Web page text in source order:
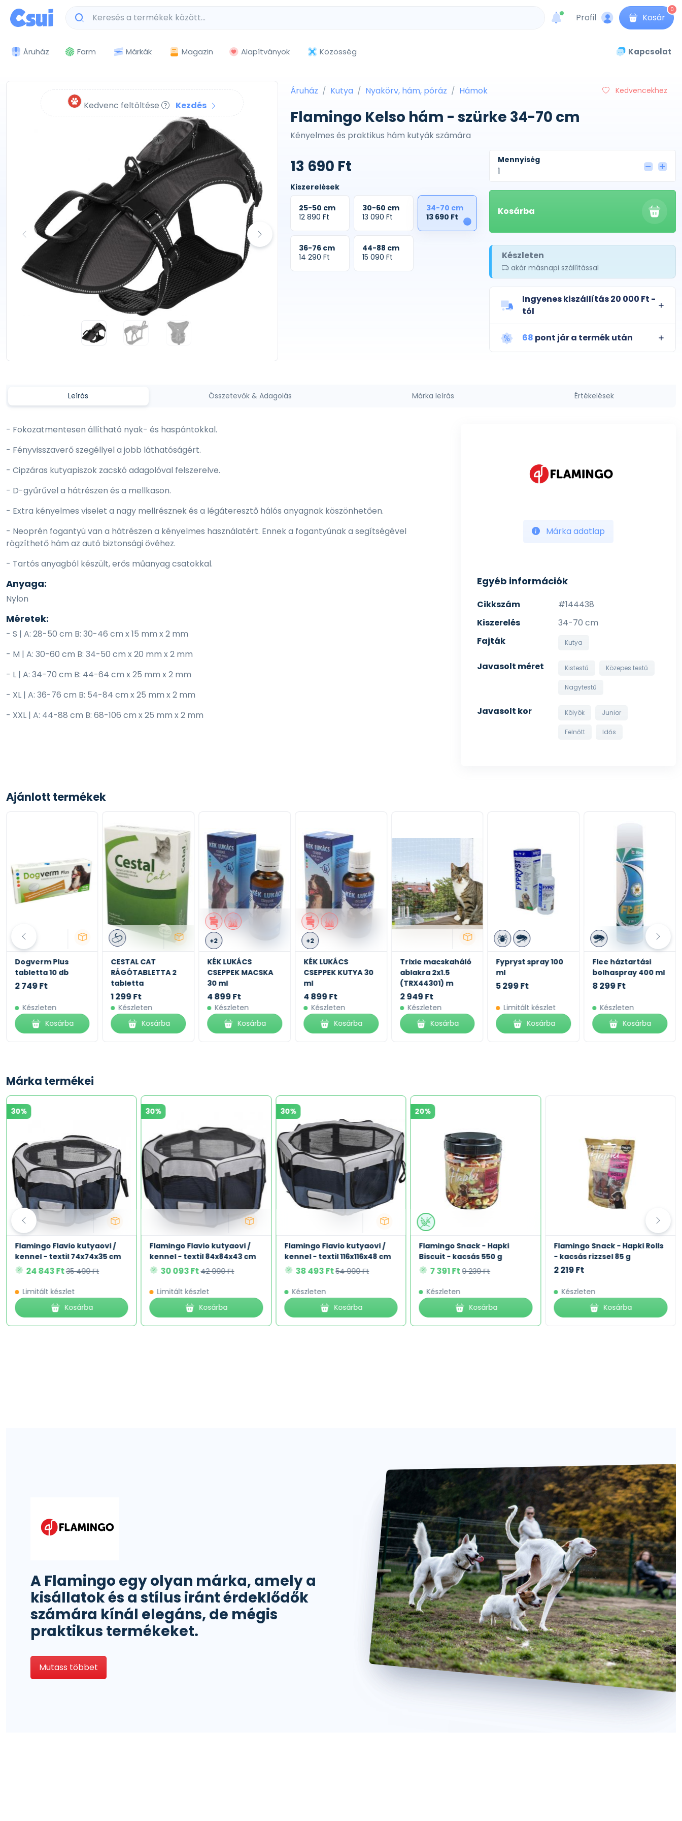
unread messages
Profil Kosár
0
Áruház Farm Márkák Magazin Alapítványok Közösség Kapcsolat
Kedvenc feltöltése Kezdés
Áruház Kutya Nyakörv, hám, póráz Hámok Kedvencekhez
Flamingo Kelso hám - szürke 34-70 cm
Kényelmes és praktikus hám kutyák számára
13 690 Ft
Kiszerelések
25-50 cm
12 890 Ft
30-60 cm
13 090 Ft
1
34-70 cm
13 690 Ft
36-76 cm
14 290 Ft
44-88 cm
15 090 Ft
Mennyiség
Kosárba
Készleten
akár másnapi szállítással
Ingyenes kiszállítás 20 000 Ft -
tól
68 pont jár a termék után
Leírás Összetevők & Adagolás Márka leírás Értékelések
- Fokozatmentesen állítható nyak- és haspántokkal.
- Fényvisszaverő szegéllyel a jobb láthatóságért.
- Cipzáras kutyapiszok zacskó adagolóval felszerelve.
- D-gyűrűvel a hátrészen és a mellkason.
- Extra kényelmes viselet a nagy mellrésznek és a légáteresztő hálós anyagnak köszönhetően.
- Neoprén fogantyú van a hátrészen a kényelmes használatért. Ennek a fogantyúnak a segítségével
rögzíthető hám az autó biztonsági övéhez.
- Tartós anyagból készült, erős műanyag csatokkal.
Anyaga:
Nylon
Méretek:
- S | A: 28-50 cm B: 30-46 cm x 15 mm x 2 mm
- M | A: 30-60 cm B: 34-50 cm x 20 mm x 2 mm
- L | A: 34-70 cm B: 44-64 cm x 25 mm x 2 mm
- XL | A: 36-76 cm B: 54-84 cm x 25 mm x 2 mm
- XXL | A: 44-88 cm B: 68-106 cm x 25 mm x 2 mm
Márka adatlap
Egyéb információk
Cikkszám
#144438
Kiszerelés
34-70 cm
Fajták
Kutya
Javasolt méret Kistestű Közepes testű
Nagytestű
Javasolt kor Kölyök Junior
Felnőtt Idős
Ajánlott termékek
Dogverm Plus
tabletta 10 db
2 749 Ft
Készleten
Kosárba
CESTAL CAT
RÁGÓTABLETTA 2
tabletta
1 299 Ft
Készleten
Kosárba
+2
KÉK LUKÁCS
CSEPPEK MACSKA
30 ml
4 899 Ft
Készleten
Kosárba
+2
KÉK LUKÁCS
CSEPPEK KUTYA 30
ml
4 899 Ft
Készleten
Kosárba
Trixie macskaháló
ablakra 2x1.5
(TRX44301) m
2 949 Ft
Készleten
Kosárba
Fypryst spray 100
ml
5 299 Ft
Limitált készlet
Kosárba
Flee háztartási
bolhaspray 400 ml
8 299 Ft
Készleten
Kosárba
Márka termékei
30%
Flamingo Flavio kutyaovi /
kennel - textil 74x74x35 cm
24 843 Ft35 490 Ft
Limitált készlet
Kosárba
30%
Flamingo Flavio kutyaovi /
kennel - textil 84x84x43 cm
30 093 Ft42 990 Ft
Limitált készlet
Kosárba
30%
Flamingo Flavio kutyaovi /
kennel - textil 116x116x48 cm
38 493 Ft54 990 Ft
Készleten
Kosárba
20%
Flamingo Snack - Hapki
Biscuit - kacsás 550 g
7 391 Ft9 239 Ft
Készleten
Kosárba
Flamingo Snack - Hapki Rolls
- kacsás rizzsel 85 g
2 219 Ft
Készleten
Kosárba
A Flamingo egy olyan márka, amely a
kisállatok és a stílus iránt érdeklődők
számára kínál elegáns, de mégis
praktikus termékeket.
Mutass többet